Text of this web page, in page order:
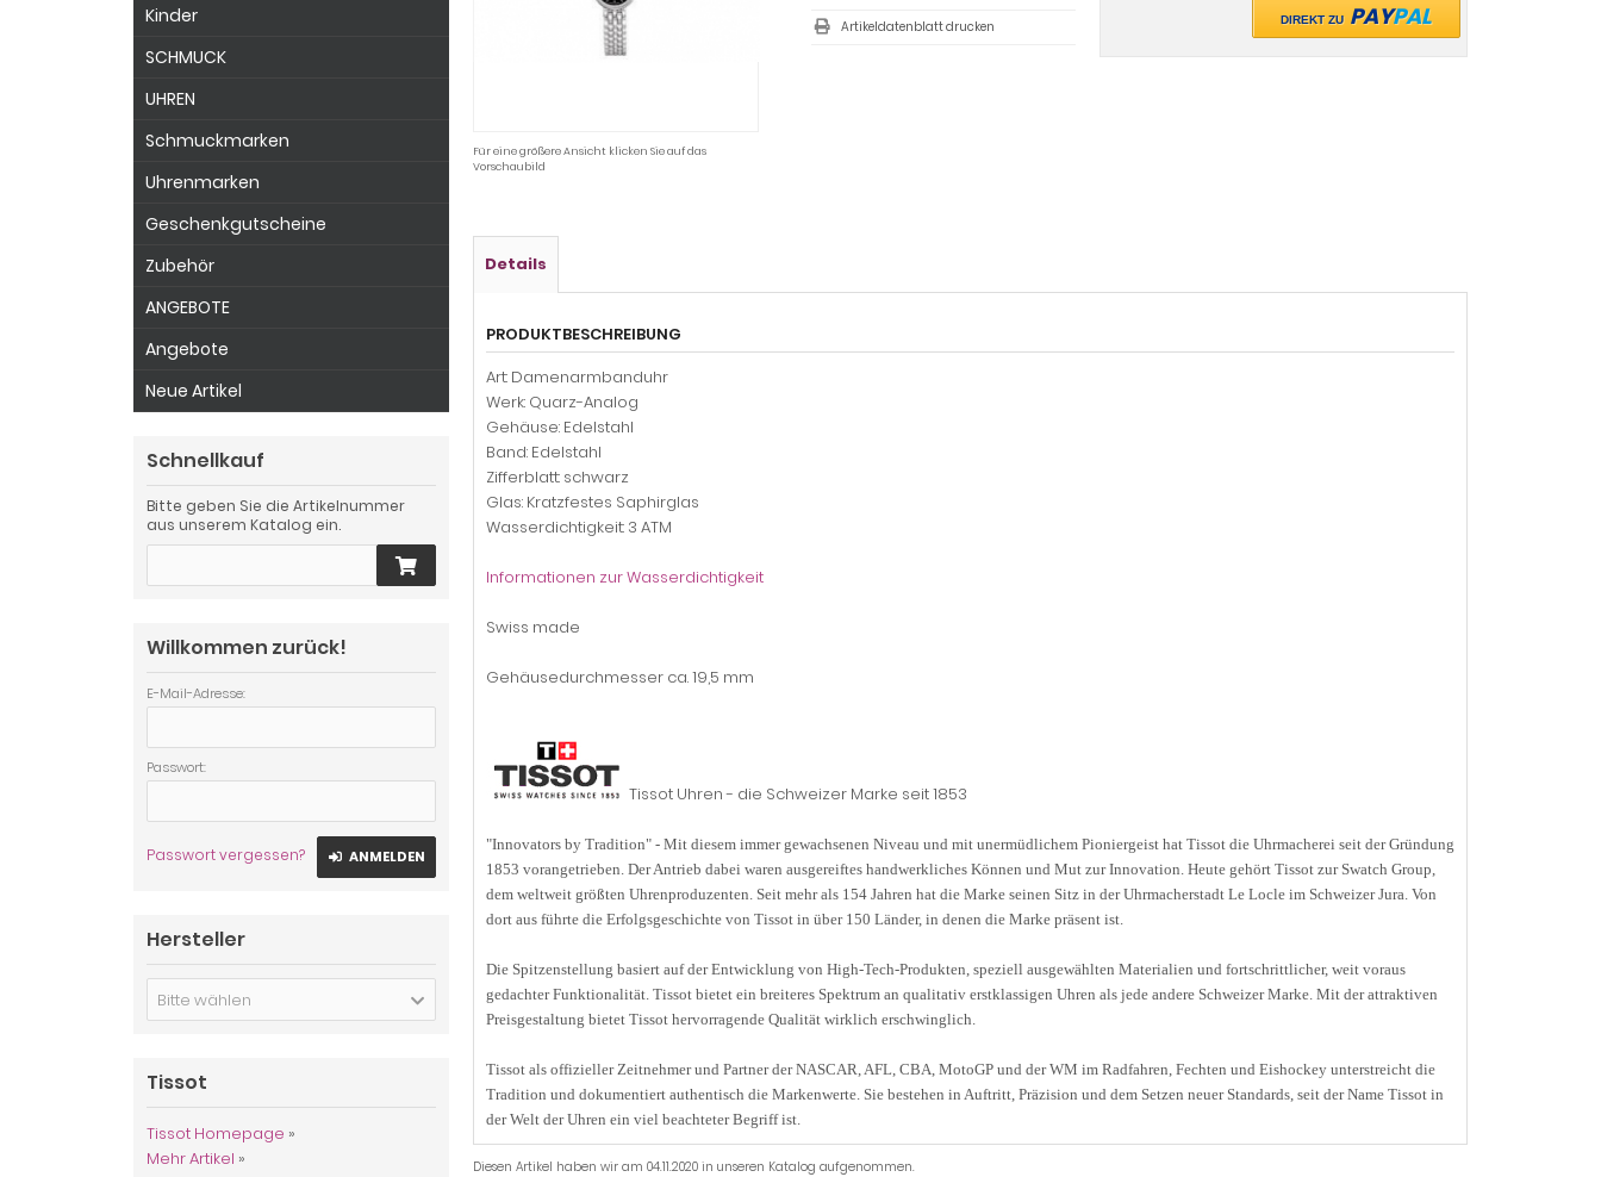
Für eine größere Ansicht klicken Sie auf das
Vorschaubild
DIREKT ZU PAYPAL
Artikeldatenblatt drucken
Details
PRODUKTBESCHREIBUNG
Art: Damenarmbanduhr
Werk: Quarz-Analog
Gehäuse: Edelstahl
Band: Edelstahl
Zifferblatt: schwarz
Glas: Kratzfestes Saphirglas
Wasserdichtigkeit: 3 ATM
Informationen zur Wasserdichtigkeit
Swiss made
Gehäusedurchmesser ca. 19,5 mm
Tissot Uhren - die Schweizer Marke seit 1853
"Innovators by Tradition" - Mit diesem immer gewachsenen Niveau und mit unermüdlichem Pioniergeist hat Tissot die Uhrmacherei seit der Gründung
1853 vorangetrieben. Der Antrieb dabei waren ausgereiftes handwerkliches Können und Mut zur Innovation. Heute gehört Tissot zur Swatch Group,
dem weltweit größten Uhrenproduzenten. Seit mehr als 154 Jahren hat die Marke seinen Sitz in der Uhrmacherstadt Le Locle im Schweizer Jura. Von
dort aus führte die Erfolgsgeschichte von Tissot in über 150 Länder, in denen die Marke präsent ist.
Die Spitzenstellung basiert auf der Entwicklung von High-Tech-Produkten, speziell ausgewählten Materialien und fortschrittlicher, weit voraus
gedachter Funktionalität. Tissot bietet ein breiteres Spektrum an qualitativ erstklassigen Uhren als jede andere Schweizer Marke. Mit der attraktiven
Preisgestaltung bietet Tissot hervorragende Qualität wirklich erschwinglich.
Tissot als offizieller Zeitnehmer und Partner der NASCAR, AFL, CBA, MotoGP und der WM im Radfahren, Fechten und Eishockey unterstreicht die
Tradition und dokumentiert authentisch die Markenwerte. Sie bestehen in Auftritt, Präzision und dem Setzen neuer Standards, seit der Name Tissot in
der Welt der Uhren ein viel beachteter Begriff ist.
Diesen Artikel haben wir am 04.11.2020 in unseren Katalog aufgenommen.
Kinder
SCHMUCK
UHREN
Schmuckmarken
Uhrenmarken
Geschenkgutscheine
Zubehör
ANGEBOTE
Angebote
Neue Artikel
Schnellkauf
Bitte geben Sie die Artikelnummer
aus unserem Katalog ein.
Willkommen zurück!
E-Mail-Adresse:
Passwort:
Passwort vergessen? ANMELDEN
Hersteller
Bitte wählen
Tissot
Tissot Homepage »
Mehr Artikel »